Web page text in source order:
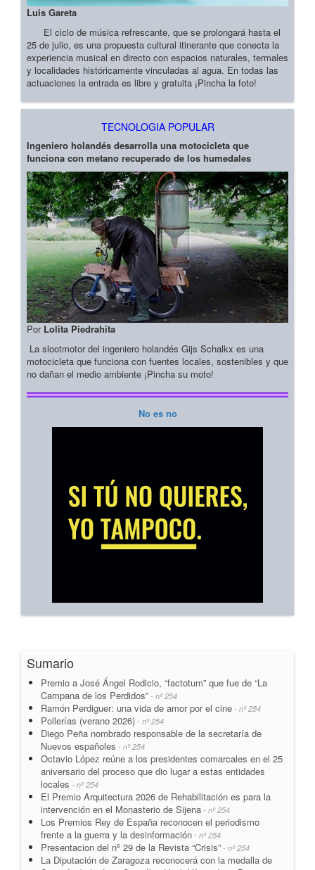
Luis Gareta
El ciclo de música refrescante, que se prolongará hasta el
25 de julio, es una propuesta cultural itinerante que conecta la
experiencia musical en directo con espacios naturales, termales
y localidades históricamente vinculadas al agua. En todas las
actuaciones la entrada es libre y gratuita ¡Pincha la foto!
TECNOLOGIA POPULAR
Ingeniero holandés desarrolla una motocicleta que
funciona con metano recuperado de los humedales
Por Lolita Piedrahita
La slootmotor del ingeniero holandés Gijs Schalkx es una
motocicleta que funciona con fuentes locales, sostenibles y que
no dañan el medio ambiente ¡Pincha su moto!
No es no
Sumario
Premio a José Ángel Rodicio, “factotum” que fue de “La
Campana de los Perdidos” - nº 254
Ramón Perdiguer: una vida de amor por el cine - nº 254
Pollerías (verano 2026) - nº 254
Diego Peña nombrado responsable de la secretaría de
Nuevos españoles - nº 254
Octavio López reúne a los presidentes comarcales en el 25
aniversario del proceso que dio lugar a estas entidades
locales - nº 254
El Premio Arquitectura 2026 de Rehabilitación es para la
intervención en el Monasterio de Sijena - nº 254
Los Premios Rey de España reconocen el periodismo
frente a la guerra y la desinformación - nº 254
Presentacion del nº 29 de la Revista “Crisis” - nº 254
La Diputación de Zaragoza reconocerá con la medalla de